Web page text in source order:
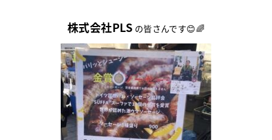
株式会社PLS の皆さんです😊🌈